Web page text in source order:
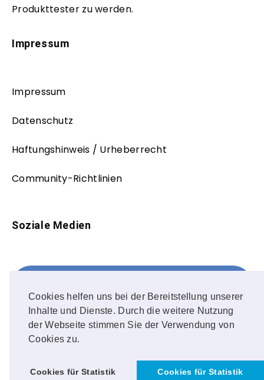
Cookies helfen uns bei der Bereitstellung unserer
Inhalte und Dienste. Durch die weitere Nutzung
der Webseite stimmen Sie der Verwendung von
Cookies zu.
Cookies für Statistik Cookies für Statistik
Produkttester zu werden.
Impressum
Impressum
Datenschutz
Haftungshinweis / Urheberrecht
Community-Richtlinien
Soziale Medien
FOLLOW ME!
Instagram
OUR PHOTOS!